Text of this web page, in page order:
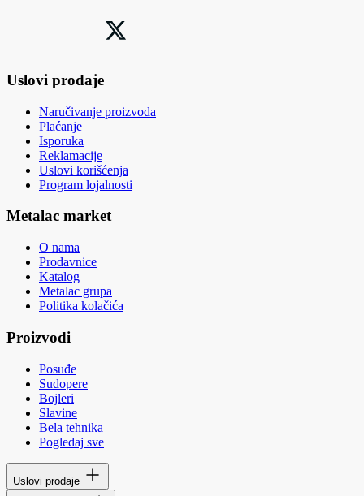
Uslovi prodaje
Naručivanje proizvoda
Plaćanje
Isporuka
Reklamacije
Uslovi korišćenja
Program lojalnosti
Metalac market
O nama
Prodavnice
Katalog
Metalac grupa
Politika kolačića
Proizvodi
Posuđe
Sudopere
Bojleri
Slavine
Bela tehnika
Pogledaj sve
Uslovi prodaje